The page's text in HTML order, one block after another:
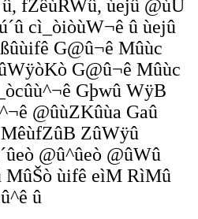
fZêùRWû, ùejû @ùU
cì_òiòùW¬ê û ùejû
G@û¬ê Mûùc
G@û¬ê Mûùc
Gþwû WÿB
@ûùZKûùa Gaû
MêùfZûB ZûWÿû
@û^ûeò @ûWû
MûŠò ùifê eìM RìMû
û